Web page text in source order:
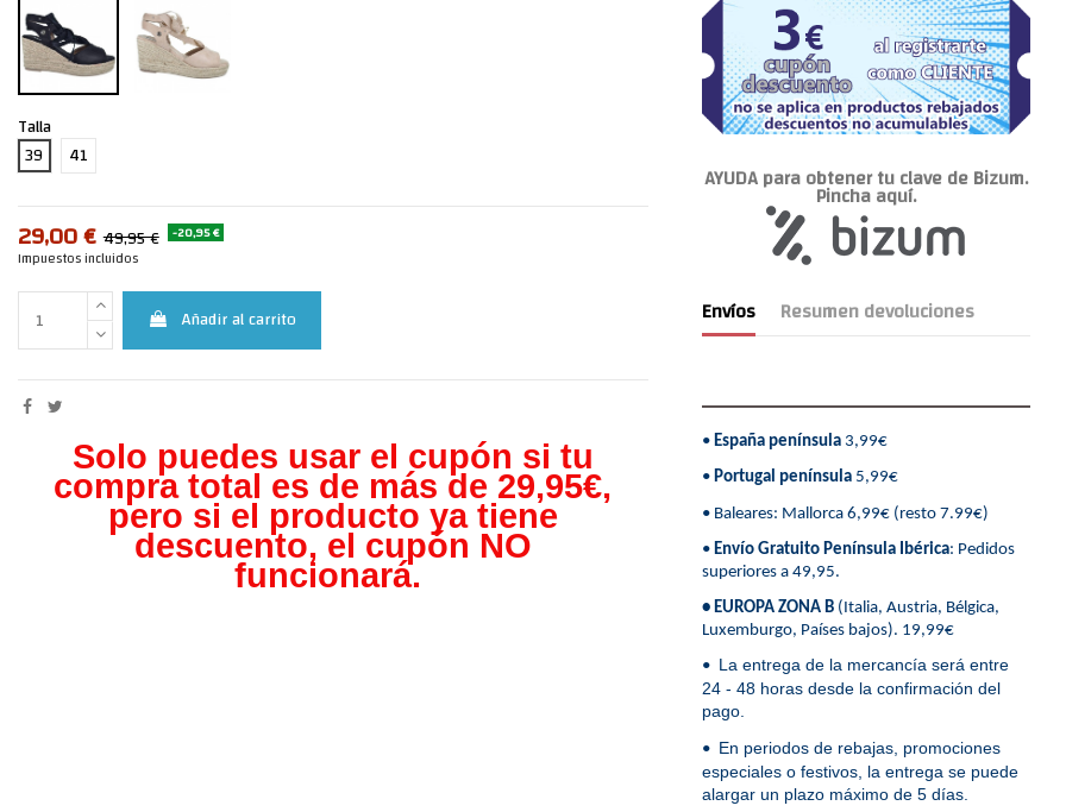
Talla
39
41
29,00 € 49,95 € -20,95 €
Impuestos incluidos
Añadir al carrito
Solo puedes usar el cupón si tu
compra total es de más de 29,95€,
pero si el producto ya tiene
descuento, el cupón NO
funcionará.
AYUDA para obtener tu clave de Bizum.
Pincha aquí.
Envíos Resumen devoluciones
• España península3,99€
• Portugal península5,99€
• Baleares: Mallorca 6,99€ (resto 7.99€)
• Envío Gratuito Península Ibérica: Pedidos
superiores a 49,95.
• EUROPA ZONA B(Italia, Austria, Bélgica,
Luxemburgo, Países bajos). 19,99€
• La entrega de la mercancía será entre
24 - 48 horas desde la confirmación del
pago.
• En periodos de rebajas, promociones
especiales o festivos, la entrega se puede
alargar un plazo máximo de 5 días.